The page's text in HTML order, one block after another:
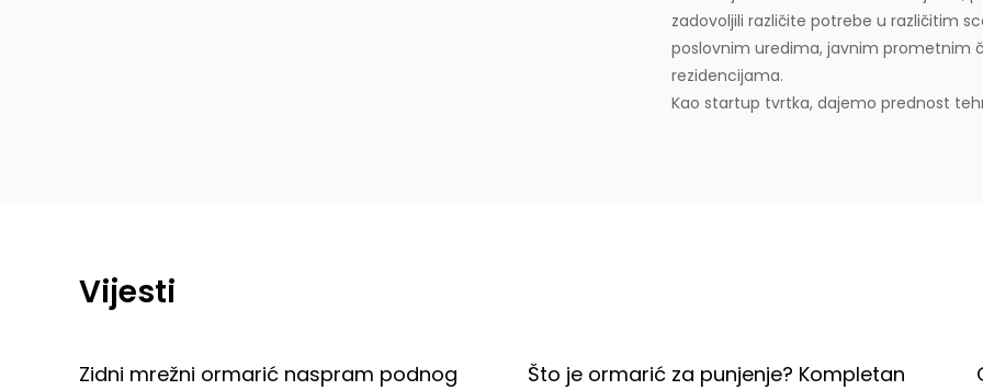
zadovoljili različite potrebe u različitim
poslovnim uredima, javnim prometnim
rezidencijama.
Kao startup tvrtka, dajemo prednost
Vijesti
ormarić naspram podnog
Što je ormarić za punjenje? Kompletan
Glavni